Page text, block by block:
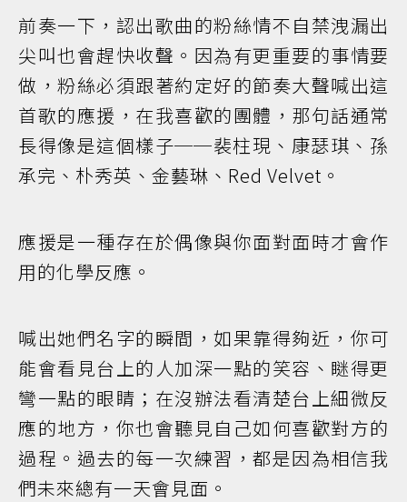
前奏一下，認出歌曲的粉絲情不自禁洩漏出
尖叫也會趕快收聲。因為有更重要的事情要
做，粉絲必須跟著約定好的節奏大聲喊出這
首歌的應援，在我喜歡的團體，那句話通常
長得像是這個樣子──裴柱現、康瑟琪、孫
承完、朴秀英、金藝琳、Red Velvet。
應援是一種存在於偶像與你面對面時才會作
用的化學反應。
喊出她們名字的瞬間，如果靠得夠近，你可
能會看見台上的人加深一點的笑容、瞇得更
彎一點的眼睛；在沒辦法看清楚台上細微反
應的地方，你也會聽見自己如何喜歡對方的
過程。過去的每一次練習，都是因為相信我
們未來總有一天會見面。